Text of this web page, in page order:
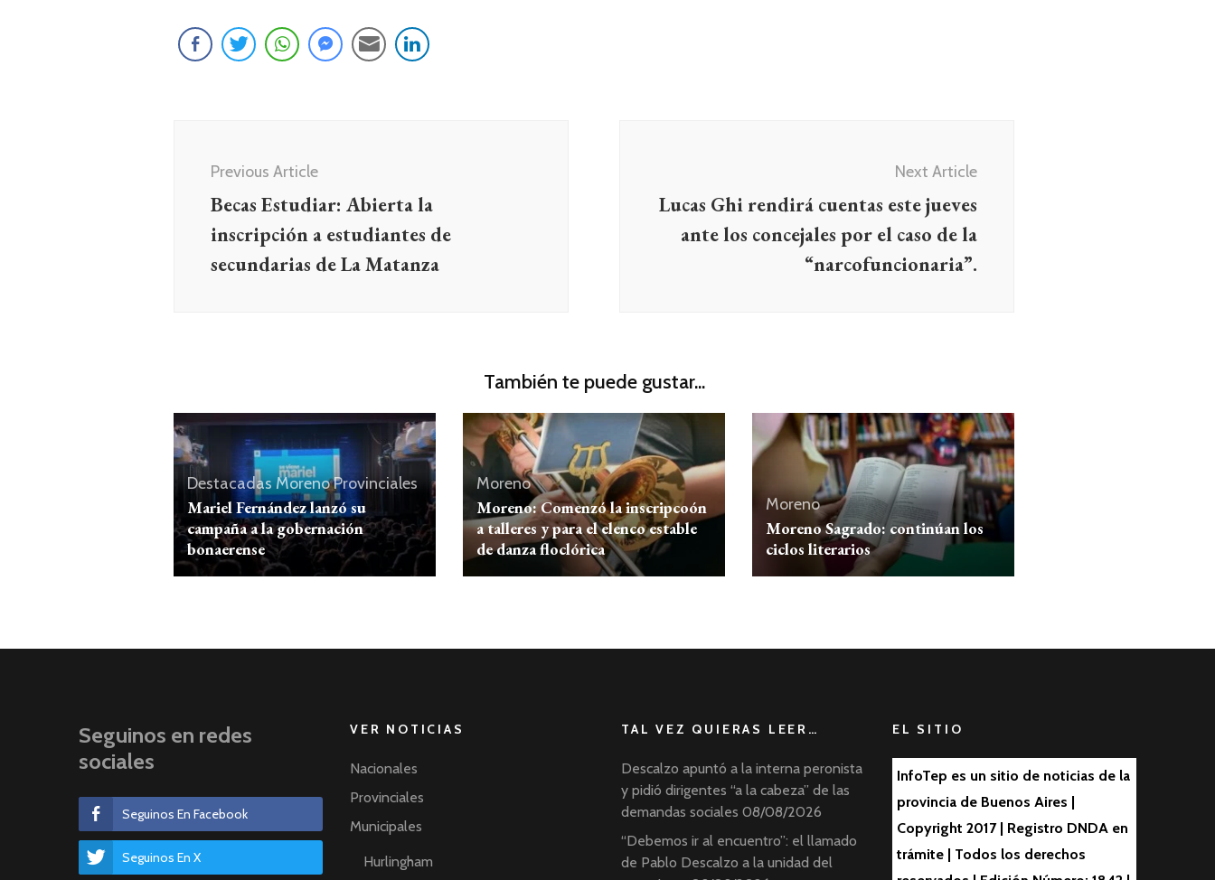
entradas
Previous Article
Becas Estudiar: Abierta la
inscripción a estudiantes de
secundarias de La Matanza
Next Article
Lucas Ghi rendirá cuentas este jueves
ante los concejales por el caso de la
“narcofuncionaria”.
También te puede gustar...
DestacadasMorenoProvinciales
Mariel Fernández lanzó su
campaña a la gobernación
bonaerense
Moreno
Moreno: Comenzó la inscripcoón
a talleres y para el elenco estable
de danza floclórica
Moreno
Moreno Sagrado: continúan los
ciclos literarios
Seguinos en redes
sociales
Seguinos En Facebook
Seguinos En X
VER NOTICIAS
Nacionales
Provinciales
Municipales
Hurlingham
TAL VEZ QUIERAS LEER…
Descalzo apuntó a la interna peronista
y pidió dirigentes “a la cabeza” de las
demandas sociales 08/08/2026
“Debemos ir al encuentro”: el llamado
de Pablo Descalzo a la unidad del
EL SITIO
InfoTep es un sitio de noticias de la
provincia de Buenos Aires |
Copyright 2017 | Registro DNDA en
trámite | Todos los derechos